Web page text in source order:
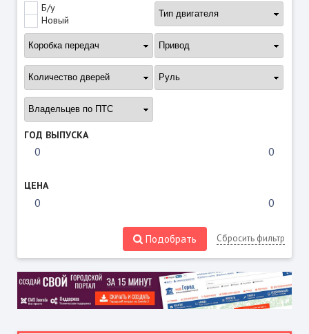
Б/у
Новый
ГОД ВЫПУСКА
ЦЕНА
Подобрать Сбросить фильтр